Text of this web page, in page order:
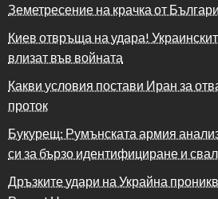
Земетресение на крачка от
Киев отвръща на удара!
влизат във войната
Какви условия постави Иран за
проток
Букурещ: Румънската армия
си за бързо идентифициране и
Дръзките удари на Украйна